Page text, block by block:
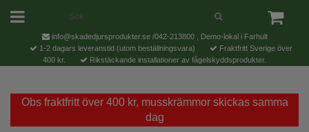
info@skadedjursprodukter.se/042-213800 , Demo-lokal i Farhult
1-2 dagars leveranstid (utom beställningsvara)
Fraktfritt Sverige över
400 kr.
Rikstäckande installationer av fågelskyddsprodukter.
Obs fraktfritt över 400 kr, musskrämmor skickas samma
dag